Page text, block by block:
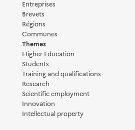
Entreprises
Brevets
Régions
Communes
Themes
Higher Education
Students
Training and qualifications
Research
Scientific employment
Innovation
Intellectual property